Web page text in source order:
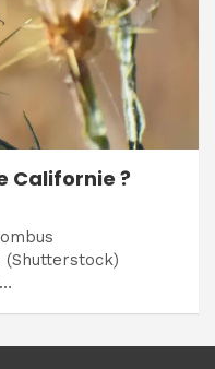
Californie ?
(Shutterstock)